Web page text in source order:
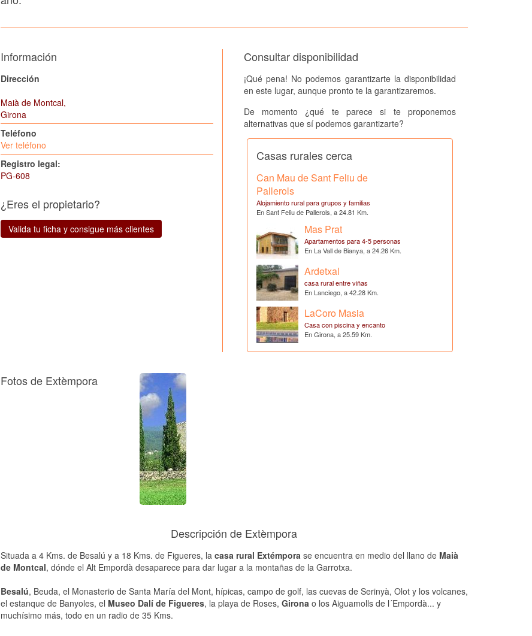
Información
Dirección
Maià de Montcal,
Girona
Teléfono
Ver teléfono
Registro legal:
PG-608
¿Eres el propietario?
Valida tu ficha y consigue más clientes
Consultar disponibilidad
¡Qué pena! No podemos garantizarte la disponibilidad
en este lugar, aunque pronto te la garantizaremos.
De momento ¿qué te parece si te proponemos
alternativas que sí podemos garantizarte?
Casas rurales cerca
Can Mau de Sant Feliu de
Pallerols
Alojamiento rural para grupos y familias
En Sant Feliu de Pallerols, a 24.81 Km.
Mas Prat
Apartamentos para 4-5 personas
En La Vall de Bianya, a 24.26 Km.
Ardetxal
casa rural entre viñas
En Lanciego, a 42.28 Km.
LaCoro Masia
Casa con piscina y encanto
En Girona, a 25.59 Km.
Fotos de Extèmpora
Descripción de Extèmpora
Situada a 4 Kms. de Besalú y a 18 Kms. de Figueres, la casa rural Extémporase encuentra en medio del llano de Maià
de Montcal, dónde el Alt Empordà desaparece para dar lugar a la montañas de la Garrotxa.
Besalú, Beuda, el Monasterio de Santa María del Mont, hípicas, campo de golf, las cuevas de Serinyà, Olot y los volcanes,
el estanque de Banyoles, el Museo Dalí de Figueres, la playa de Roses, Gironao los Aiguamolls de l´Empordà... y
muchísimo más, todo en un radio de 35 Kms.